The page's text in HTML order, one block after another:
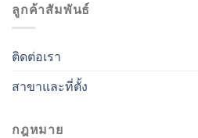
ลูกค้าสัมพันธ์
ติดต่อเรา
สาขาและที่ตั้ง
กฎหมาย